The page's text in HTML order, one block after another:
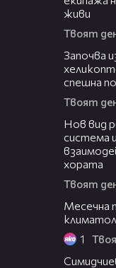
живи
Твоят
Започва
спешна
Твоят
Нов вид
система
хората
Твоят
Месечна
1